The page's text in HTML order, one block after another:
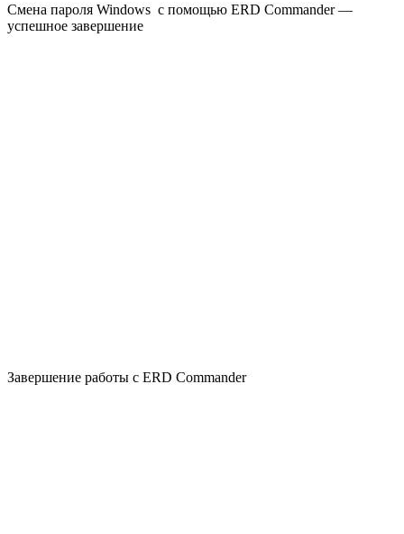
Смена пароля Windows с помощью ERD Commander —
успешное завершение
Завершение работы с ERD Commander